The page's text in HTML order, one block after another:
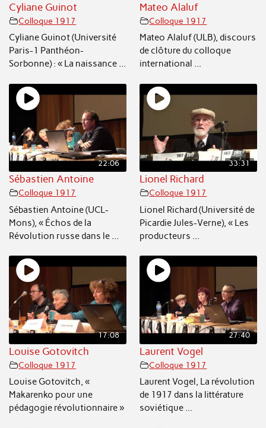
Cyliane Guinot
Colloque 1917
Cyliane Guinot (Université
Paris-1 Panthéon-
Sorbonne) : « La naissance ...
Mateo Alaluf
Colloque 1917
Mateo Alaluf (ULB), discours
de clôture du colloque
international ...
22:06
Sébastien Antoine
Colloque 1917
Sébastien Antoine (UCL-
Mons), « Échos de la
Révolution russe dans le ...
33:31
Lionel Richard
Colloque 1917
Lionel Richard (Université de
Picardie Jules-Verne), « Les
producteurs ...
17:08
Louise Gotovitch
Colloque 1917
Louise Gotovitch, «
Makarenko pour une
pédagogie révolutionnaire »
27:40
Laurent Vogel
Colloque 1917
Laurent Vogel, La révolution
de 1917 dans la littérature
soviétique ...